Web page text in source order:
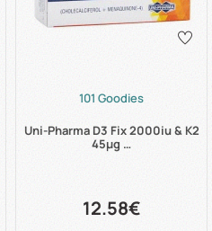
101 Goodies
Uni-Pharma D3 Fix 2000iu & K2
45μg …
12.58€